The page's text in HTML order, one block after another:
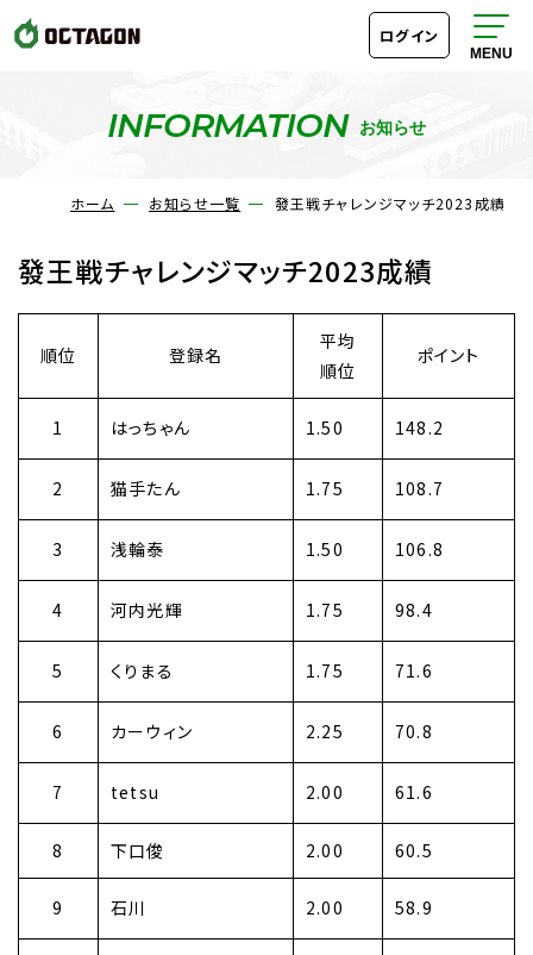
ログイン
INFORMATION お知らせ
ホーム お知らせ一覧 發王戦チャレンジマッチ2023成績
發王戦チャレンジマッチ2023成績
順位 登録名
平均
順位
ポイント
1 はっちゃん 1.50 148.2
2 猫手たん 1.75 108.7
3 浅輪泰 1.50 106.8
4 河内光輝 1.75 98.4
5 くりまる 1.75 71.6
6 カーウィン 2.25 70.8
7 tetsu 2.00 61.6
8 下口俊 2.00 60.5
9 石川 2.00 58.9